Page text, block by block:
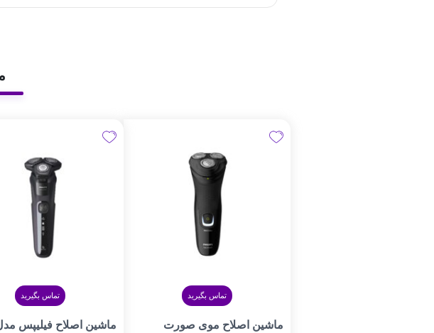
تماس بگیرید
ماشین اصلاح موی صورت
تماس بگیرید
ماشین اصلاح فیلیپس